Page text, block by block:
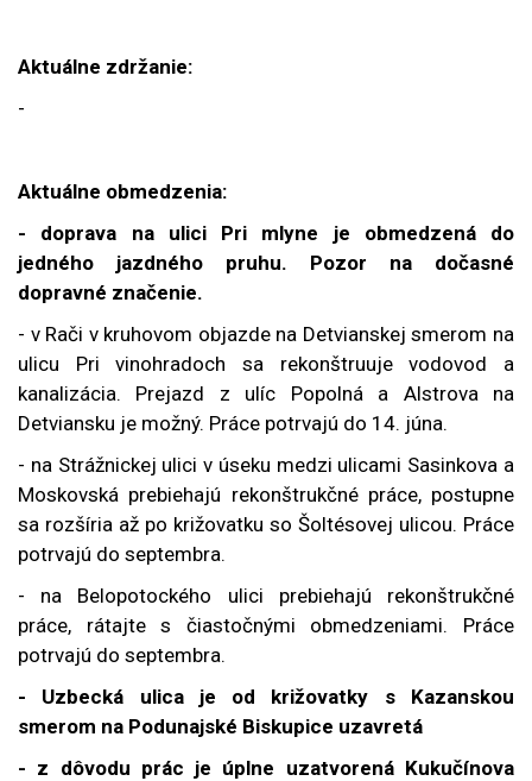
Aktuálne zdržanie:
-
Aktuálne obmedzenia:
- doprava na ulici Pri mlyne je obmedzená do
jedného jazdného pruhu. Pozor na dočasné
dopravné značenie.
- v Rači v kruhovom objazde na Detvianskej smerom na
ulicu Pri vinohradoch sa rekonštruuje vodovod a
kanalizácia. Prejazd z ulíc Popolná a Alstrova na
Detviansku je možný. Práce potrvajú do 14. júna.
- na Strážnickej ulici v úseku medzi ulicami Sasinkova a
Moskovská prebiehajú rekonštrukčné práce, postupne
sa rozšíria až po križovatku so Šoltésovej ulicou. Práce
potrvajú do septembra.
- na Belopotockého ulici prebiehajú rekonštrukčné
práce, rátajte s čiastočnými obmedzeniami. Práce
potrvajú do septembra.
- Uzbecká ulica je od križovatky s Kazanskou
smerom na Podunajské Biskupice uzavretá
- z dôvodu prác je úplne uzatvorená Kukučínova